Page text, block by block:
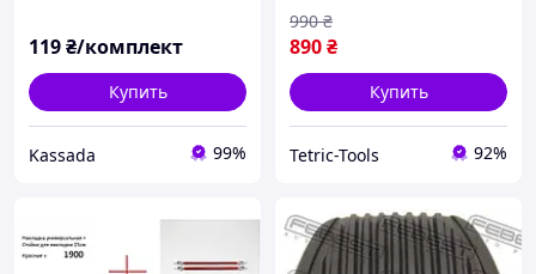
119₴/комплект
Купить
Kassada 99%
890₴
990 ₴
Купить
Tetric-Tools 92%